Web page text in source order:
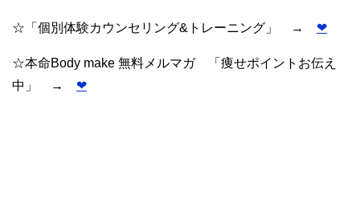
☆「個別体験カウンセリング&トレーニング」 → ❤︎
☆本命Body make 無料メルマガ 「痩せポイントお伝え
中」 → ❤︎